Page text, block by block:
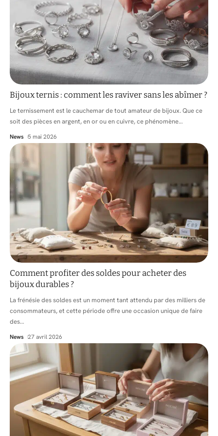
Bijoux ternis : comment les raviver sans les abîmer ?
Le ternissement est le cauchemar de tout amateur de bijoux. Que ce
soit des pièces en argent, en or ou en cuivre, ce phénomène…
News 5 mai 2026
Comment profiter des soldes pour acheter des
bijoux durables ?
La frénésie des soldes est un moment tant attendu par des milliers de
consommateurs, et cette période offre une occasion unique de faire
des…
News 27 avril 2026